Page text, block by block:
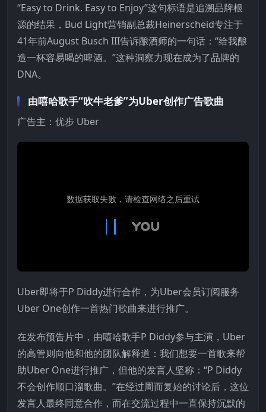
“Easy to Drink. Easy to Enjoy”这句标语是追溯品牌根
源的结果，Bud Light营销副总裁Heinerscheid专注于
41年前August Busch III告诉酿酒师的一句话：“给我酿
造一杯容易喝的啤酒。”这种洞察力现在成为了品牌的
DNA。
由嘻哈歌手“吹牛老爹”为Uber创作广告歌曲
广告主：优步 Uber
Uber即将于P Diddy进行合作，为Uber会员订阅服务
Uber One创作一首热门歌曲来进行推广。
在发布预告片中，由嘻哈歌手P Diddy参与主演，Uber
的高管则向他和他的团队解释道：我们想要一首歌来帮
助Uber One进行推广，但他的发言人坚称：“P Diddy
不会创作顺口溜歌曲。”在经过周而复始的讨论后，这位
发言人最终同意合作，而在交流过程中一直保持沉默的